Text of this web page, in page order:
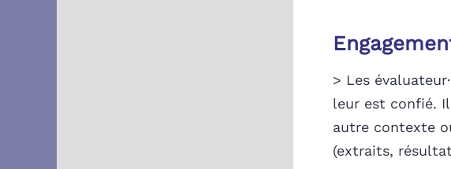
> Les
leur est confié. Il
autre contexte
(extraits,